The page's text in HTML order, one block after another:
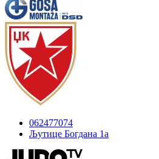
062477074
Љутице Богдана 1а